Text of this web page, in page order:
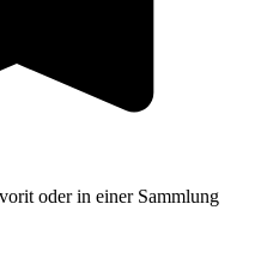
oder in einer Sammlung